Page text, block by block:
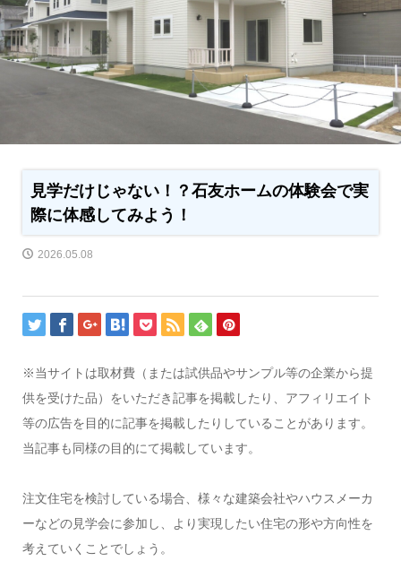
見学だけじゃない！？石友ホームの体験会で実
際に体感してみよう！
2026.05.08
※当サイトは取材費（または試供品やサンプル等の企業から提
供を受けた品）をいただき記事を掲載したり、アフィリエイト
等の広告を目的に記事を掲載したりしていることがあります。
当記事も同様の目的にて掲載しています。
注文住宅を検討している場合、様々な建築会社やハウスメーカ
ーなどの見学会に参加し、より実現したい住宅の形や方向性を
考えていくことでしょう。